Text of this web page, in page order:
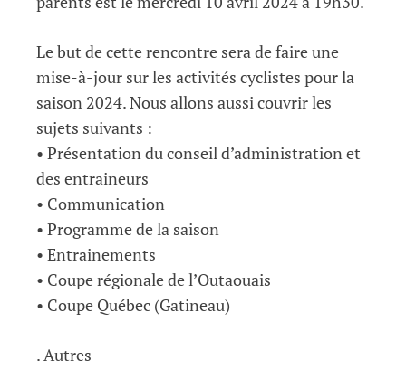
Le but de cette rencontre sera de faire une
mise-à-jour sur les activités cyclistes pour la
saison 2024. Nous allons aussi couvrir les
sujets suivants :
• Présentation du conseil d’administration et
des entraineurs
• Communication
• Programme de la saison
• Entrainements
• Coupe régionale de l’Outaouais
• Coupe Québec (Gatineau)
. Autres